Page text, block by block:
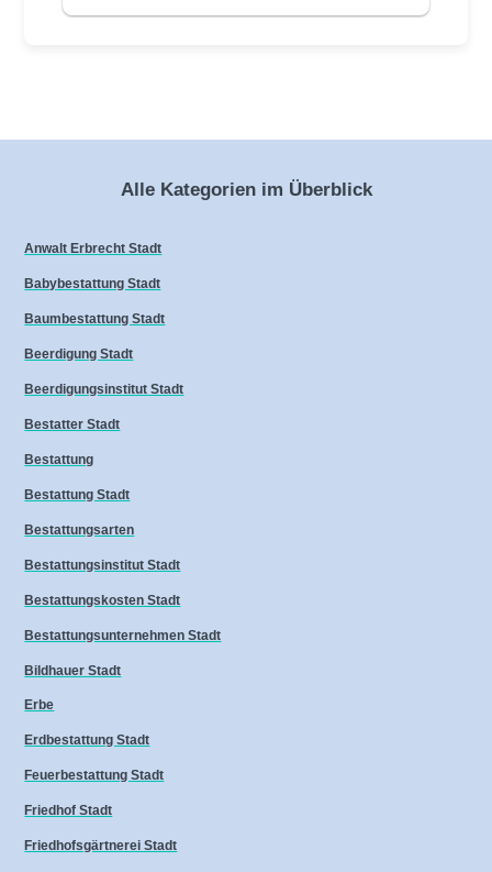
Alle Kategorien im Überblick
Anwalt Erbrecht Stadt
Babybestattung Stadt
Baumbestattung Stadt
Beerdigung Stadt
Beerdigungsinstitut Stadt
Bestatter Stadt
Bestattung
Bestattung Stadt
Bestattungsarten
Bestattungsinstitut Stadt
Bestattungskosten Stadt
Bestattungsunternehmen Stadt
Bildhauer Stadt
Erbe
Erdbestattung Stadt
Feuerbestattung Stadt
Friedhof Stadt
Friedhofsgärtnerei Stadt